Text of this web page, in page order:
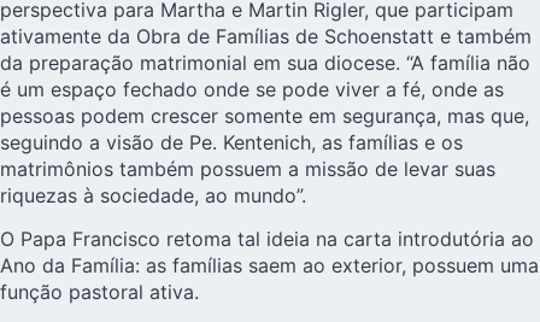
perspectiva para Martha e Martin Rigler, que participam
ativamente da Obra de Famílias de Schoenstatt e também
da preparação matrimonial em sua diocese. “A família não
é um espaço fechado onde se pode viver a fé, onde as
pessoas podem crescer somente em segurança, mas que,
seguindo a visão de Pe. Kentenich, as famílias e os
matrimônios também possuem a missão de levar suas
riquezas à sociedade, ao mundo”.
O Papa Francisco retoma tal ideia na carta introdutória ao
Ano da Família: as famílias saem ao exterior, possuem uma
função pastoral ativa.